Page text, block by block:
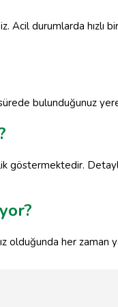
durumlarda hızlı
bulunduğunuz
göstermektedir.
her zaman